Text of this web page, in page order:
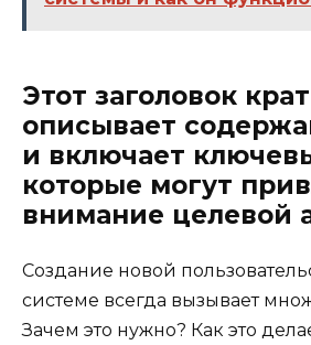
Этот заголовок
описывает
и включает
которые могут
внимание целевой
Создание новой
системе всегда вызывает
Зачем это нужно? Как это